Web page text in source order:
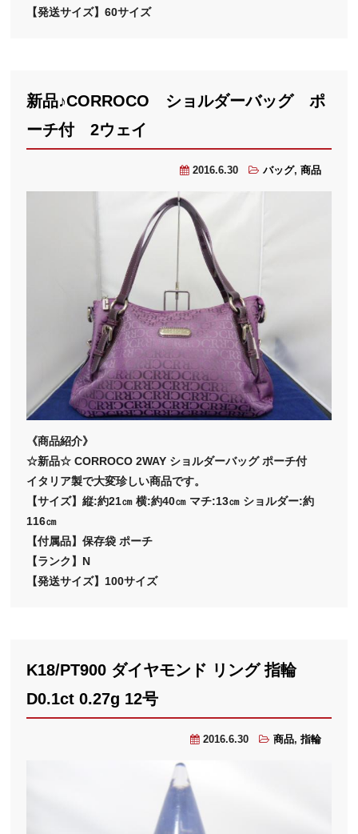
【発送サイズ】60サイズ
新品♪CORROCO ショルダーバッグ ポ
ーチ付 2ウェイ
2016.6.30 バッグ, 商品
《商品紹介》
☆新品☆ CORROCO 2WAY ショルダーバッグ ポーチ付
イタリア製で大変珍しい商品です。
【サイズ】縦:約21㎝ 横:約40㎝ マチ:13㎝ ショルダー:約
116㎝
【付属品】保存袋 ポーチ
【ランク】N
【発送サイズ】100サイズ
K18/PT900 ダイヤモンド リング 指輪
D0.1ct 0.27g 12号
2016.6.30 商品, 指輪